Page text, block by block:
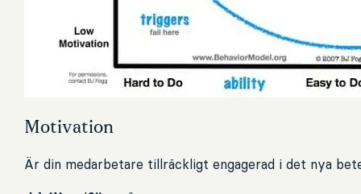
Motivation
Är din medarbetare tillräckligt engagerad i det nya